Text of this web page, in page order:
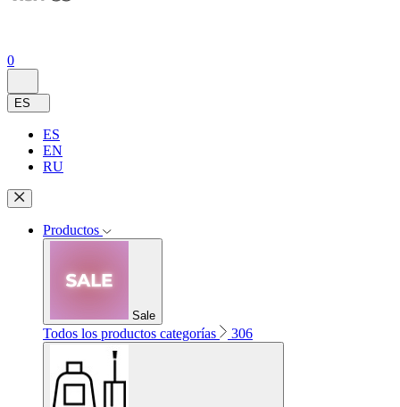
0
ES
ES
EN
RU
Productos
Sale
Todos los productos categorías 306